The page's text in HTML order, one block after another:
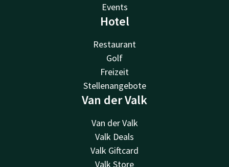
Events
Hotel
Restaurant
Golf
Freizeit
Stellenangebote
Van der Valk
Van der Valk
Valk Deals
Valk Giftcard
Valk Store